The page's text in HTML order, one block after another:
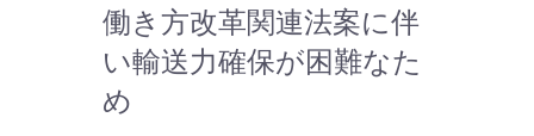
働き方改革関連法案に伴
い輸送力確保が困難なた
め